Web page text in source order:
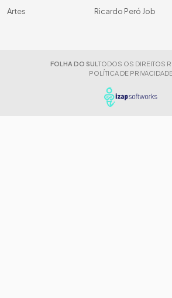
Artes
Ricardo Peró Job
FOLHA DO SUL TODOS OS DIREITOS
POLÍTICA DE